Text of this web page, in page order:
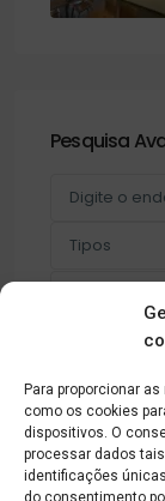
Para proporcionar
como os cookies
dispositivos. O
processar dados
identificações
do consentimento
Pesquisa
Tipos
Número de
Número de
Nº de pisos